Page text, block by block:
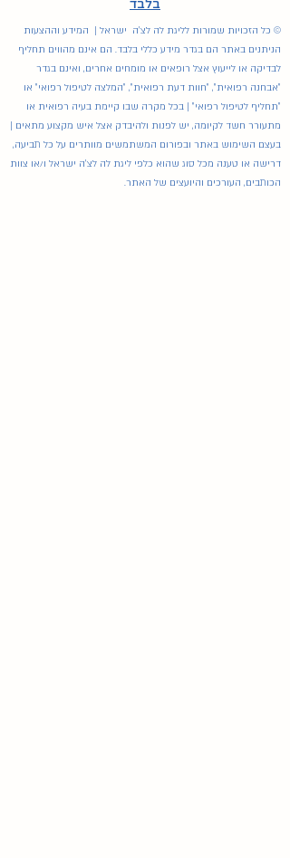
בלבד
© כל הזכויות שמורות לליגת לה לצ'ה ישראל | המידע וההצעות
הניתנים באתר הם בגדר מידע כללי בלבד. הם אינם מהווים תחליף
לבדיקה או לייעוץ אצל רופאים או מומחים אחרים, ואינם בגדר
"אבחנה רפואית", "חוות דעת רפואית", "המלצה לטיפול רפואי" או
"תחליף לטיפול רפואי" | בכל מקרה שבו קיימת בעיה רפואית או
מתעורר חשד לקיומה, יש לפנות ולהיבדק אצל איש מקצוע מתאים |
בעצם השימוש באתר ובפורום המשתמשים מוותרים על כל תביעה,
דרישה או טענה מכל סוג שהוא כלפי ליגת לה לצ'ה ישראל ו/או צוות
הכותבים, העורכים והיועצים של האתר.